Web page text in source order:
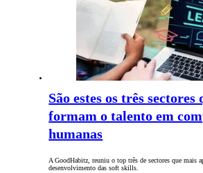
São estes os três sectores
formam o talento em
humanas
A GoodHabitz, reuniu o top três de sectores que mais
desenvolvimento das soft skills.